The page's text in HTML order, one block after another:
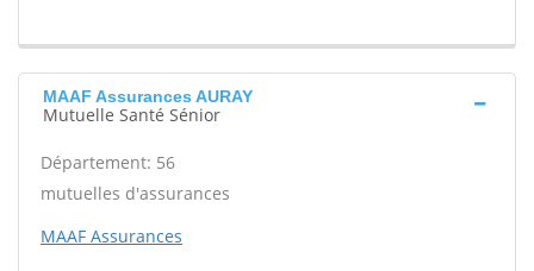
MAAF Assurances AURAY
Mutuelle Santé Sénior
Département: 56
mutuelles d'assurances
MAAF Assurances